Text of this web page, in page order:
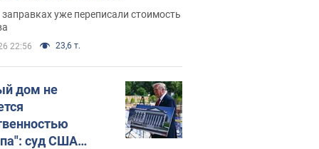
уже переписали стоимость
22:56 23,6 т.
дом не
суд США